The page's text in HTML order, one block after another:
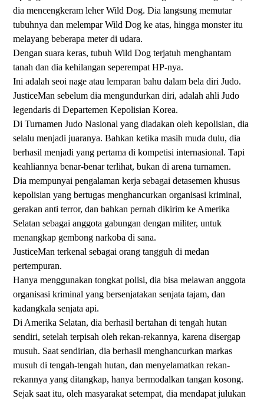
dia mencengkeram leher Wild Dog. Dia langsung memutar
tubuhnya dan melempar Wild Dog ke atas, hingga monster itu
melayang beberapa meter di udara.
Dengan suara keras, tubuh Wild Dog terjatuh menghantam
tanah dan dia kehilangan seperempat HP-nya.
Ini adalah seoi nage atau lemparan bahu dalam bela diri Judo.
JusticeMan sebelum dia mengundurkan diri, adalah ahli Judo
legendaris di Departemen Kepolisian Korea.
Di Turnamen Judo Nasional yang diadakan oleh kepolisian, dia
selalu menjadi juaranya. Bahkan ketika masih muda dulu, dia
berhasil menjadi yang pertama di kompetisi internasional. Tapi
keahliannya benar-benar terlihat, bukan di arena turnamen.
Dia mempunyai pengalaman kerja sebagai detasemen khusus
kepolisian yang bertugas menghancurkan organisasi kriminal,
gerakan anti terror, dan bahkan pernah dikirim ke Amerika
Selatan sebagai anggota gabungan dengan militer, untuk
menangkap gembong narkoba di sana.
JusticeMan terkenal sebagai orang tangguh di medan
pertempuran.
Hanya menggunakan tongkat polisi, dia bisa melawan anggota
organisasi kriminal yang bersenjatakan senjata tajam, dan
kadangkala senjata api.
Di Amerika Selatan, dia berhasil bertahan di tengah hutan
sendiri, setelah terpisah oleh rekan-rekannya, karena disergap
musuh. Saat sendirian, dia berhasil menghancurkan markas
musuh di tengah-tengah hutan, dan menyelamatkan rekan-
rekannya yang ditangkap, hanya bermodalkan tangan kosong.
Sejak saat itu, oleh masyarakat setempat, dia mendapat julukan